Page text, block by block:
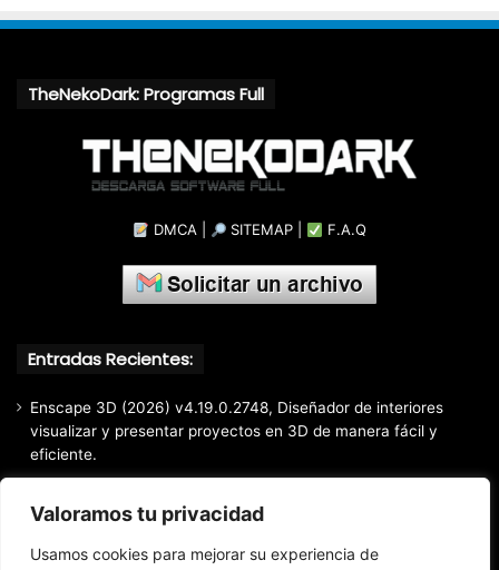
Valoramos tu privacidad
Usamos cookies para mejorar su experiencia de
TheNekoDark: Programas Full
DMCA| SITEMAP F.A.Q
Entradas Recientes:
Enscape 3D (2026) v4.19.0.2748, Diseñador de interiores
visualizar y presentar proyectos en 3D de manera fácil y
eficiente.
EaseUS Partition Master Professional All Edition (2026)
v20.5.0 Build 202608010610, Crear y modificar particiones